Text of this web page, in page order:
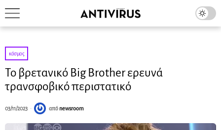
κόσμος
Το βρετανικό Big Brother ερευνά
τρανσφοβικό περιστατικό
03/11/2023 από newsroom